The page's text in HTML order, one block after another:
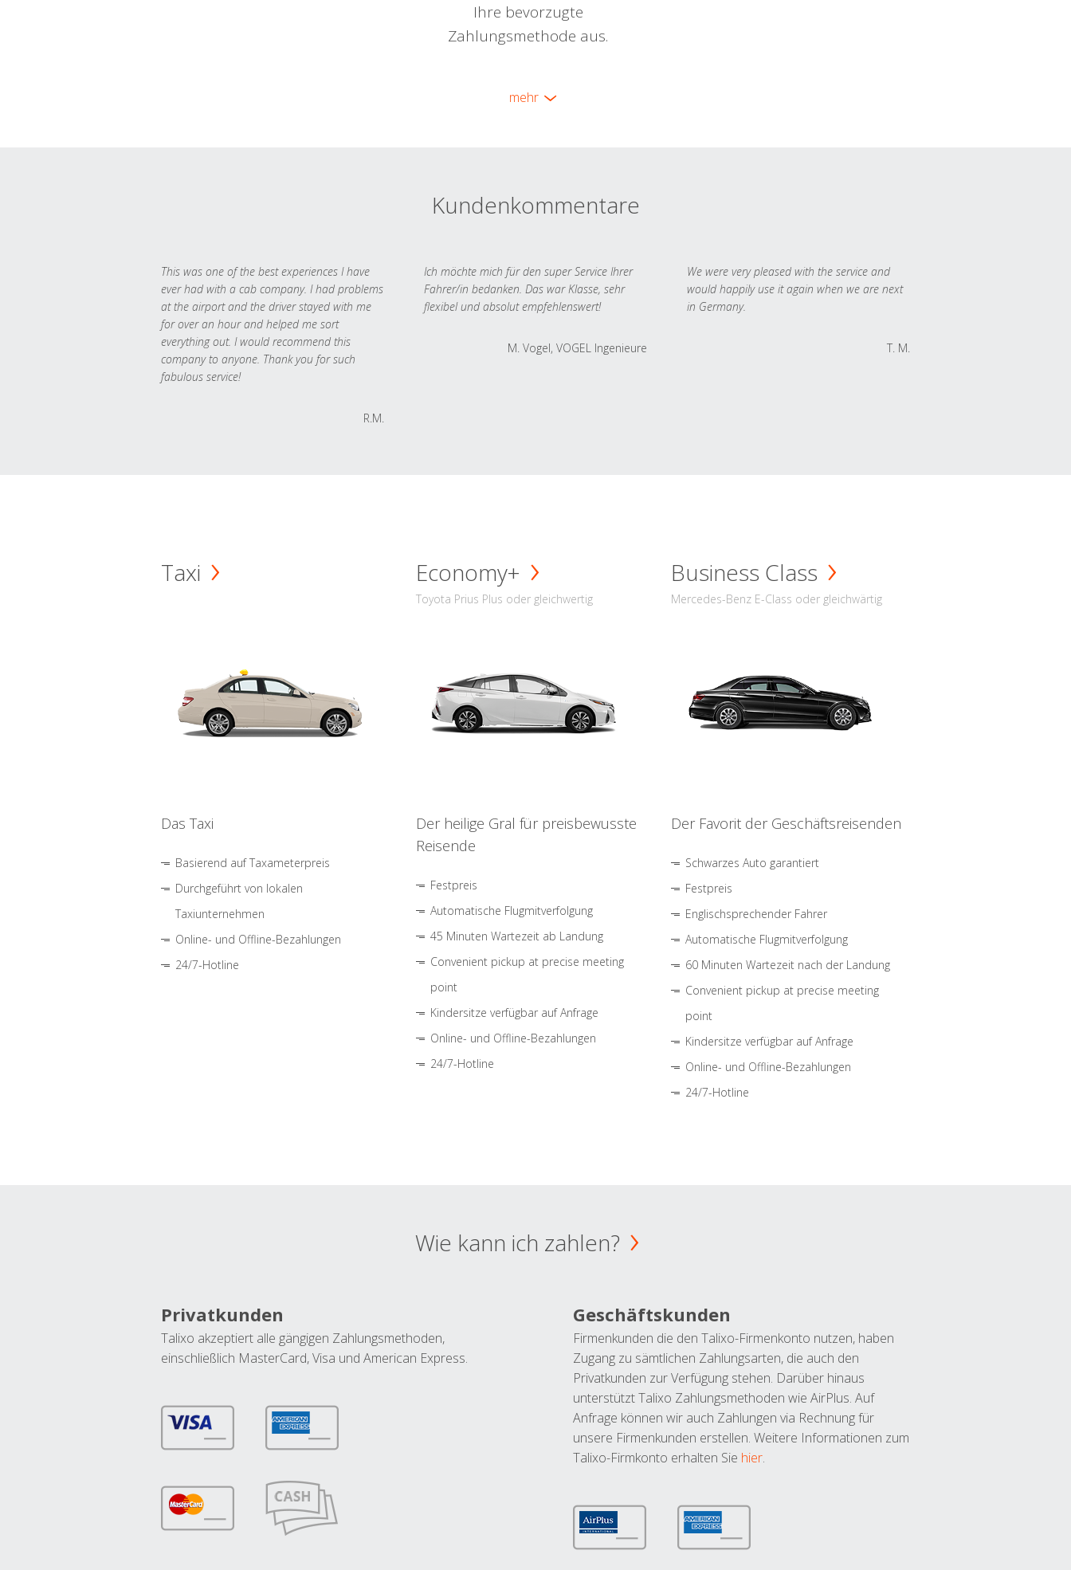
Ihre bevorzugte
Zahlungsmethode aus.
mehr
Kundenkommentare
This was one of the best experiences I have
ever had with a cab company. I had problems
at the airport and the driver stayed with me
for over an hour and helped me sort
everything out. I would recommend this
company to anyone. Thank you for such
fabulous service!
R.M.
Ich möchte mich für den super Service Ihrer
Fahrer/in bedanken. Das war Klasse, sehr
flexibel und absolut empfehlenswert!
M. Vogel, VOGEL Ingenieure
We were very pleased with the service and
would happily use it again when we are next
in Germany.
T. M.
Taxi
Das Taxi
Basierend auf Taxameterpreis
Durchgeführt von lokalen
Taxiunternehmen
Online- und Offline-Bezahlungen
24/7-Hotline
Economy+
Toyota Prius Plus oder gleichwertig
Der heilige Gral für preisbewusste
Reisende
Festpreis
Automatische Flugmitverfolgung
45 Minuten Wartezeit ab Landung
Convenient pickup at precise meeting
point
Kindersitze verfügbar auf Anfrage
Online- und Offline-Bezahlungen
24/7-Hotline
Business Class
Mercedes-Benz E-Class oder gleichwärtig
Der Favorit der Geschäftsreisenden
Schwarzes Auto garantiert
Festpreis
Englischsprechender Fahrer
Automatische Flugmitverfolgung
60 Minuten Wartezeit nach der Landung
Convenient pickup at precise meeting
point
Kindersitze verfügbar auf Anfrage
Online- und Offline-Bezahlungen
24/7-Hotline
Wie kann ich zahlen?
Privatkunden
Talixo akzeptiert alle gängigen Zahlungsmethoden,
einschließlich MasterCard, Visa und American Express.
Geschäftskunden
Firmenkunden die den Talixo-Firmenkonto nutzen, haben
Zugang zu sämtlichen Zahlungsarten, die auch den
Privatkunden zur Verfügung stehen. Darüber hinaus
unterstützt Talixo Zahlungsmethoden wie AirPlus. Auf
Anfrage können wir auch Zahlungen via Rechnung für
unsere Firmenkunden erstellen. Weitere Informationen zum
Talixo-Firmkonto erhalten Sie hier.